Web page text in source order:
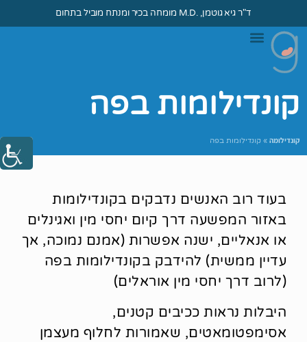
ד"ר גיא גוטמן, .M.D מומחה בכיר ומנתח מוביל בתחום
קונדילומות בפה
קונדילומה » קונדילומות בפה
בעוד רוב האנשים נדבקים בקונדילומות
באזור המפשעה דרך קיום יחסי מין ואגינלים
או אנאליים, ישנה אפשרות (אמנם נמוכה, אך
עדיין ממשית) להידבק בקונדילומות בפה
(לרוב דרך יחסי מין אוראלים)
היבלות נראות ככיבים קטנים,
אסימפטומאטים, שאמורות לחלוף מעצמן